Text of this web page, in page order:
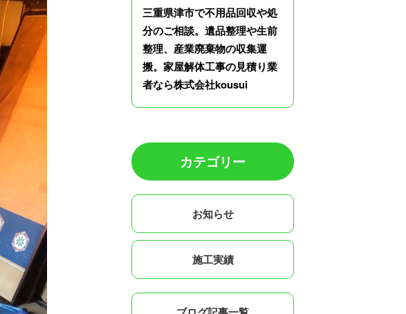
三重県津市で不用品回収や処
分のご相談。遺品整理や生前
整理、産業廃棄物の収集運
搬。家屋解体工事の見積り業
者なら株式会社kousui
カテゴリー
お知らせ
施工実績